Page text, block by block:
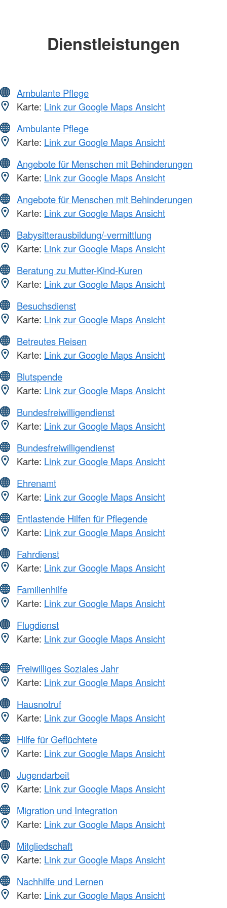
Dienstleistungen
Ambulante Pflege
Karte: Link zur Google Maps Ansicht
Ambulante Pflege
Karte: Link zur Google Maps Ansicht
Angebote für Menschen mit Behinderungen
Karte: Link zur Google Maps Ansicht
Angebote für Menschen mit Behinderungen
Karte: Link zur Google Maps Ansicht
Babysitterausbildung/-vermittlung
Karte: Link zur Google Maps Ansicht
Beratung zu Mutter-Kind-Kuren
Karte: Link zur Google Maps Ansicht
Besuchsdienst
Karte: Link zur Google Maps Ansicht
Betreutes Reisen
Karte: Link zur Google Maps Ansicht
Blutspende
Karte: Link zur Google Maps Ansicht
Bundesfreiwilligendienst
Karte: Link zur Google Maps Ansicht
Bundesfreiwilligendienst
Karte: Link zur Google Maps Ansicht
Ehrenamt
Karte: Link zur Google Maps Ansicht
Entlastende Hilfen für Pflegende
Karte: Link zur Google Maps Ansicht
Fahrdienst
Karte: Link zur Google Maps Ansicht
Familienhilfe
Karte: Link zur Google Maps Ansicht
Flugdienst
Karte: Link zur Google Maps Ansicht
Freiwilliges Soziales Jahr
Karte: Link zur Google Maps Ansicht
Hausnotruf
Karte: Link zur Google Maps Ansicht
Hilfe für Geflüchtete
Karte: Link zur Google Maps Ansicht
Jugendarbeit
Karte: Link zur Google Maps Ansicht
Migration und Integration
Karte: Link zur Google Maps Ansicht
Mitgliedschaft
Karte: Link zur Google Maps Ansicht
Nachhilfe und Lernen
Karte: Link zur Google Maps Ansicht